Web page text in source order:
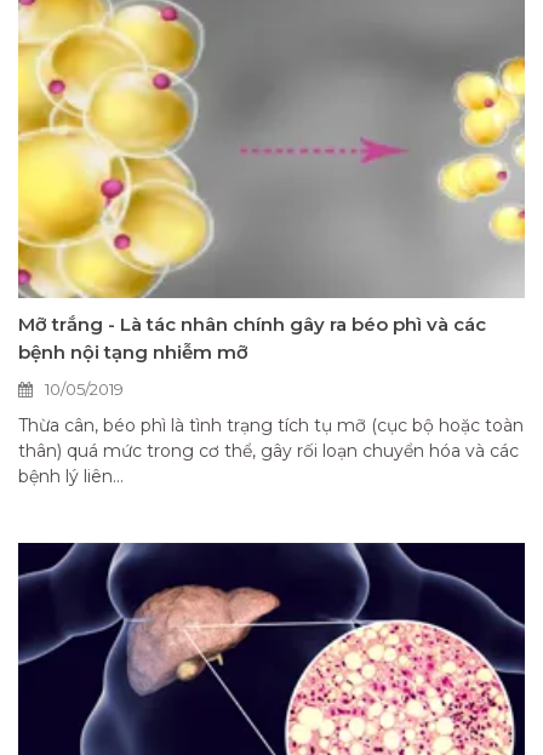
Mỡ trắng - Là tác nhân chính gây ra béo phì và các
bệnh nội tạng nhiễm mỡ
10/05/2019
Thừa cân, béo phì là tình trạng tích tụ mỡ (cục bộ hoặc toàn
thân) quá mức trong cơ thể, gây rối loạn chuyển hóa và các
bệnh lý liên...